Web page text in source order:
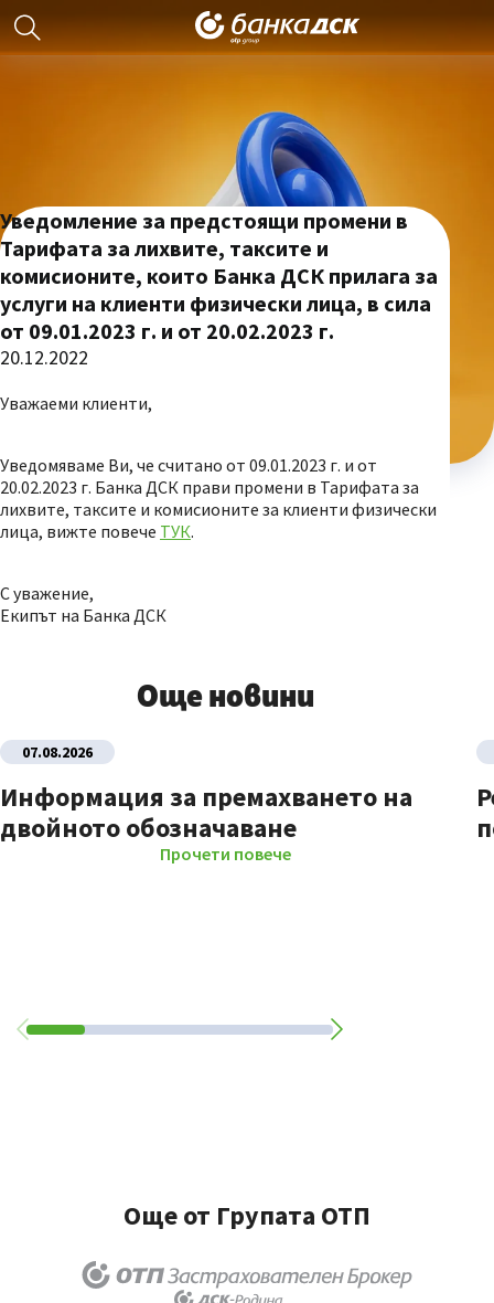
Уведомление за предстоящи промени в
Тарифата за лихвите, таксите и
комисионите, които Банка ДСК прилага за
услуги на клиенти физически лица, в сила
от 09.01.2023 г. и от 20.02.2023 г.
20.12.2022
Уважаеми клиенти,
Уведомяваме Ви, че считано от 09.01.2023 г. и от
20.02.2023 г. Банка ДСК прави промени в Тарифата за
лихвите, таксите и комисионите за клиенти физически
лица, вижте повече ТУК.
С уважение,
Екипът на Банка ДСК
Още новини
07.08.2026
Информация за премахването на
двойното обозначаване
Прочети повече
Още от Групата ОТП